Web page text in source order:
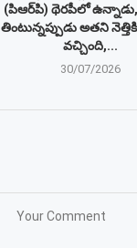
(పిఆర్‌పి) థెరపీలో
తింటున్నప్పుడు అతని
వచ్చింది,...
30/07/2026